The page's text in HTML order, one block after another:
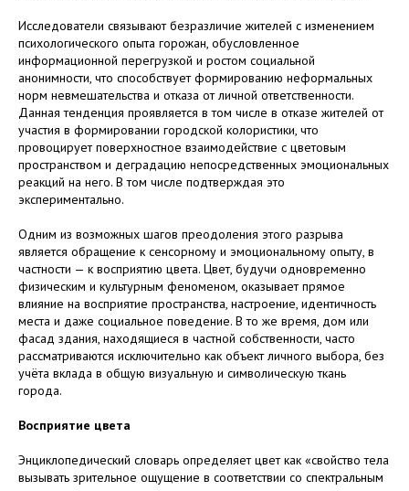
Исследователи связывают безразличие жителей с изменением
психологического опыта горожан, обусловленное
информационной перегрузкой и ростом социальной
анонимности, что способствует формированию неформальных
норм невмешательства и отказа от личной ответственности.
Данная тенденция проявляется в том числе в отказе жителей от
участия в формировании городской колористики, что
провоцирует поверхностное взаимодействие с цветовым
пространством и деградацию непосредственных эмоциональных
реакций на него. В том числе подтверждая это
экспериментально.
Одним из возможных шагов преодоления этого разрыва
является обращение к сенсорному и эмоциональному опыту, в
частности — к восприятию цвета. Цвет, будучи одновременно
физическим и культурным феноменом, оказывает прямое
влияние на восприятие пространства, настроение, идентичность
места и даже социальное поведение. В то же время, дом или
фасад здания, находящиеся в частной собственности, часто
рассматриваются исключительно как объект личного выбора, без
учёта вклада в общую визуальную и символическую ткань
города.
Восприятие цвета
Энциклопедический словарь определяет цвет как «свойство тела
вызывать зрительное ощущение в соответствии со спектральным